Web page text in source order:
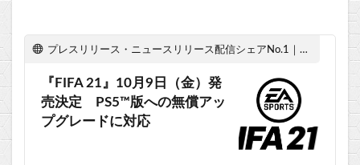
プレスリリース・ニュースリリース配信シェアNo.1｜PR TIMES
『FIFA 21』10月9日（金）発
売決定 PS5™版への無償アッ
プグレードに対応